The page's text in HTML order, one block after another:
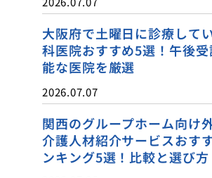
大阪府で土曜日に診療して
科医院おすすめ5選！午後
能な医院を厳選
2026.07.07
関西のグループホーム向け
介護人材紹介サービスおす
ンキング5選！比較と選び方